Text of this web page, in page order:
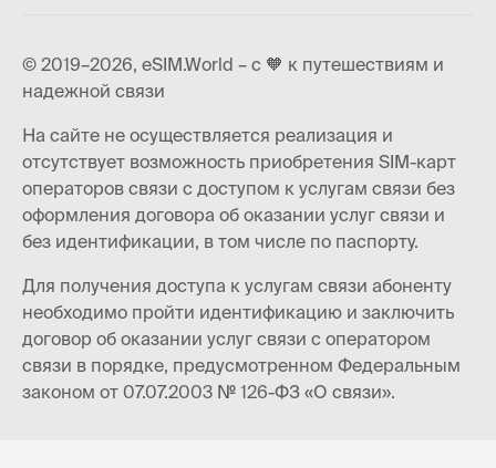
© 2019–2026, eSIM.World – с 🧡 к путешествиям и
надежной связи
На сайте не осуществляется реализация и
отсутствует возможность приобретения SIM-карт
операторов связи с доступом к услугам связи без
оформления договора об оказании услуг связи и
без идентификации, в том числе по паспорту.
Для получения доступа к услугам связи абоненту
необходимо пройти идентификацию и заключить
договор об оказании услуг связи с оператором
связи в порядке, предусмотренном Федеральным
законом от 07.07.2003 № 126-ФЗ «О связи».